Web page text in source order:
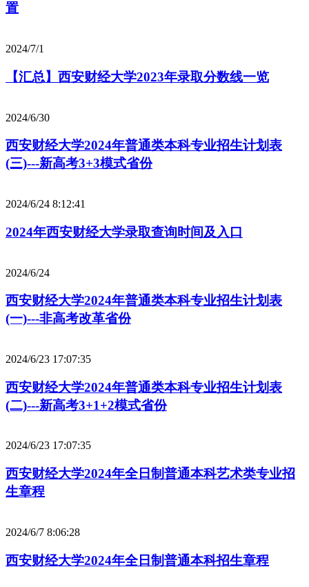
置
2024/7/1
【汇总】西安财经大学2023年录取分数线一览
2024/6/30
西安财经大学2024年普通类本科专业招生计划表
(三)---新高考3+3模式省份
2024/6/24 8:12:41
2024年西安财经大学录取查询时间及入口
2024/6/24
西安财经大学2024年普通类本科专业招生计划表
(一)---非高考改革省份
2024/6/23 17:07:35
西安财经大学2024年普通类本科专业招生计划表
(二)---新高考3+1+2模式省份
2024/6/23 17:07:35
西安财经大学2024年全日制普通本科艺术类专业招
生章程
2024/6/7 8:06:28
西安财经大学2024年全日制普通本科招生章程